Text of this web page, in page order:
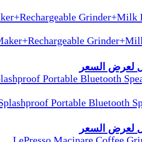
لعرض السعر
Portable Bluetooth
لعرض السعر